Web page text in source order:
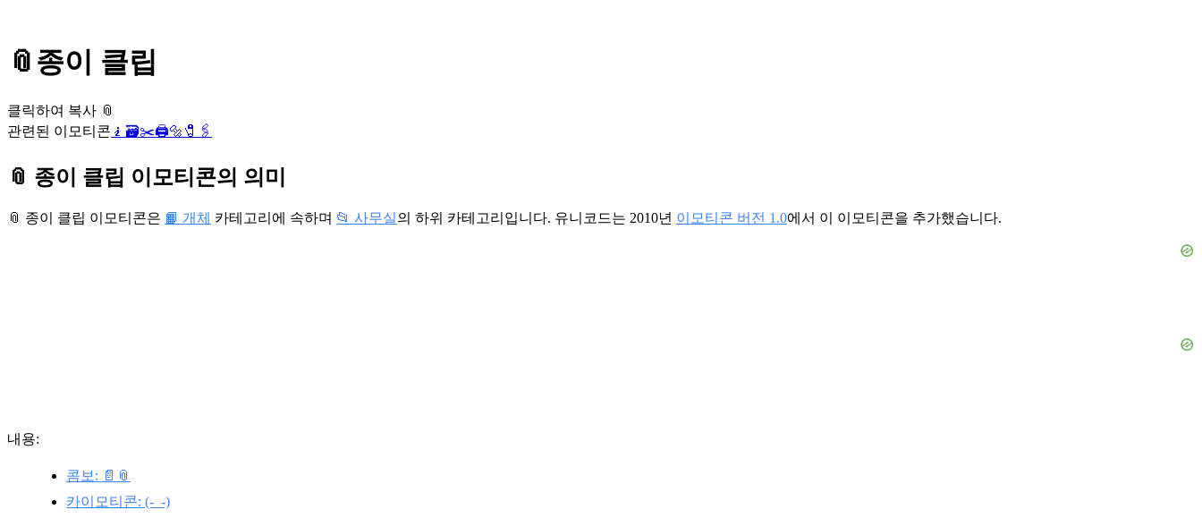
📎 종이 클립
클릭하여 복사 📎
관련된 이모티콘 🧎 🗃️✂️🖨️🔩 🧷 🖇️
📎 종이 클립 이모티콘의 의미
📎 종이 클립 이모티콘은 📙 개체 카테고리에 속하며 📂 사무실의 하위 카테고리입니다. 유니코드는 2010년 이모티콘 버전 1.0에서 이 이모티콘을 추가했습니다.
내용:
콤보: 📄📎
카이모티콘: (-_-)